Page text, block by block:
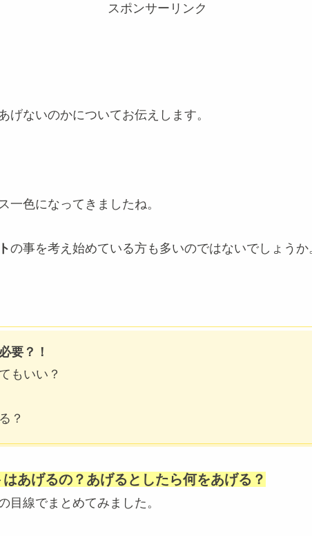
スポンサーリンク
ないのかについてお伝えします。
一色になってきましたね。
の事を考え始めている方も多いのではないでしょうか
要？！
もいい？
？
あげるの？あげるとしたら何をあげる？
目線でまとめてみました。